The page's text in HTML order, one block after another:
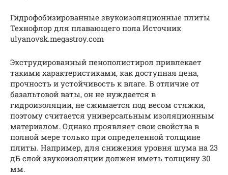
Гидрофобизированные звукоизоляционные плиты
Технофлор для плавающего пола Источник
ulyanovsk.megastroy.com
Экструдированный пенополистирол привлекает
такими характеристиками, как доступная цена,
прочность и устойчивость к влаге. В отличие от
базальтовой ваты, он не нуждается в
гидроизоляции, не сжимается под весом стяжки,
поэтому считается универсальным изоляционным
материалом. Однако проявляет свои свойства в
полной мере только при определенной толщине
плиты. Например, для снижения уровня шума на 23
дБ слой звукоизоляции должен иметь толщину 30
мм.